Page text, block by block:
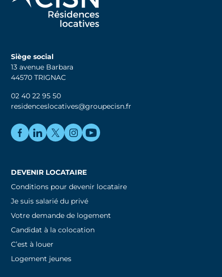
Siège social
13 avenue Barbara
44570 TRIGNAC
02 40 22 95 50
residenceslocatives@groupecisn.fr
DEVENIR LOCATAIRE
Conditions pour devenir locataire
Je suis salarié du privé
Votre demande de logement
Candidat à la colocation
C’est à louer
Logement jeunes